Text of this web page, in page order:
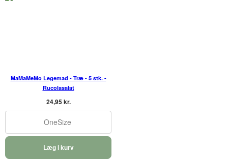
MaMaMeMo Legemad - Træ - 5 stk. -
Rucolasalat
24,95 kr.
OneSize
Læg i kurv